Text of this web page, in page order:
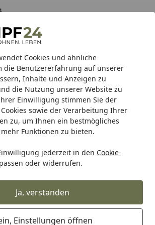
Cookies und ähnliche
die Benutzererfahrung auf unserer
Inhalte und Anzeigen zu
die Nutzung unserer Website zu
Einwilligung stimmen Sie der
sowie der Verarbeitung Ihrer
zu, um Ihnen ein bestmögliches
Funktionen zu bieten.
jederzeit in den Cookie-
oder widerrufen.
Ja, verstanden
Einstellungen öffnen
App Store
Hotline
gratis Sandfilteranlage & Pool-
(Gesamtwert bis 468,99€)
Gartengeräte & Gartenmaschinen
BBA QUIK-
Aufsatz